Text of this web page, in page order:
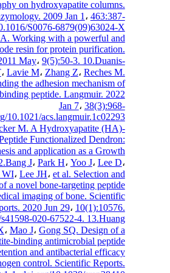
chromatography on hydroxyapatite
Methods in enzymology. 2009 Jan 1
404.doi.org/10.1016/S0076-
9.Snyder MA. Working with a powerful
mixed-mode resin for protein
Int. 2011 May،9(5):50-3.
Assaf T،Hu T،Lavie M،Zhang Z
Understanding the adhesion
binding peptide. Langmuir.
Jan 7
78.doi.org/10.1021/
W،Becker M. A Hydroxyapatite
Binding Peptide Functionalized
Design ،Synthesis and application as a
Carrier. 12.Bang J، Park H،
Choi WI ،Lee JH، et al. Selection
identification of a novel bone-targeting
for biomedical imaging of bone.
reports. 2020 Jun 29
10.1038/s41598-020-67522-4.
ZB،Shi X ،Mao J،Gong SQ. Design
hydroxyapatite-binding antimicrobial
improved retention and antibacterial
for oral pathogen control. Scientific